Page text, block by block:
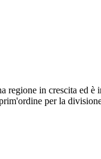
in crescita ed
per la